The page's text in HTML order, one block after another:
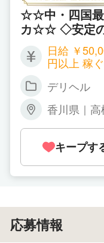
私共では、確実
お昼間、できるだ
昼間にお仕事あ
と、不安に思わ
ですが、ご安心く
つぎに、2つ目の
α”の部分です。
当店では、入店祝
ご出勤なさった日
お渡しし、10万円
す。
☆☆中・四国
カ☆☆ ◇安定の集客率・稼働率◇ 環境の
良い職場作り
働く貴女様に
サポートさせ
代・50代の主
ど大募集中♡ 素敵なご縁になるように心
からお待ち申
日給 ￥50,000円 以上！ 一週間で ￥30万
円以上 稼ぐ事もできます。 月給 ￥80万
変わる場合もご
デリヘル
香川県｜
キープす
応募情報